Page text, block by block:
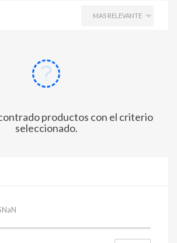
productos con el criterio
seleccionado.